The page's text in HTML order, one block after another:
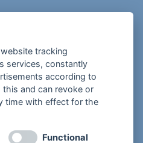
tracking
services, constantly
according to
and can revoke or
time with effect for the
Functional